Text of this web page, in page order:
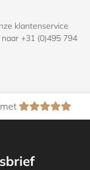
klantenservice
+31 (0)495 794